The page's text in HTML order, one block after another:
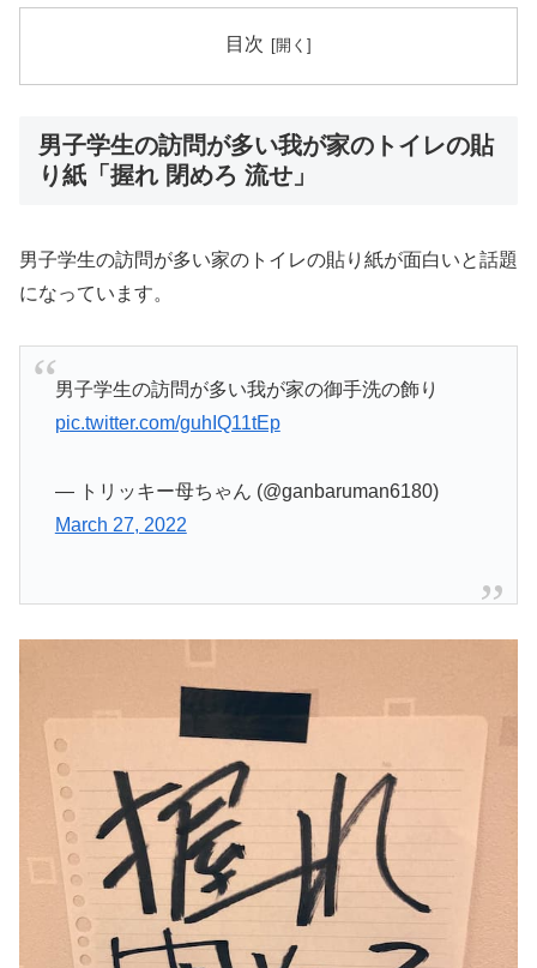
目次
男子学生の訪問が多い我が家のトイレの貼
り紙「握れ 閉めろ 流せ」
男子学生の訪問が多い家のトイレの貼り紙が面白いと話題
になっています。
男子学生の訪問が多い我が家の御手洗の飾り
pic.twitter.com/guhIQ11tEp
— トリッキー母ちゃん (@ganbaruman6180)
March 27, 2022